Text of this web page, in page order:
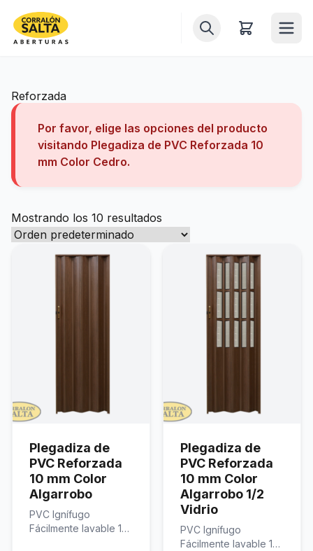
Puertas
Ventanas
Ventiluces
Balcones
Revestimientos
Reforzada
Por favor, elige las opciones del producto
visitando Plegadiza de PVC Reforzada 10
mm Color Cedro.
Mostrando los 10 resultados
Plegadiza de
PVC Reforzada
10 mm Color
Algarrobo
PVC Ignífugo
Fácilmente lavable 10
Plegadiza de
PVC Reforzada
10 mm Color
Algarrobo 1/2
Vidrio
PVC Ignífugo
Fácilmente lavable 10